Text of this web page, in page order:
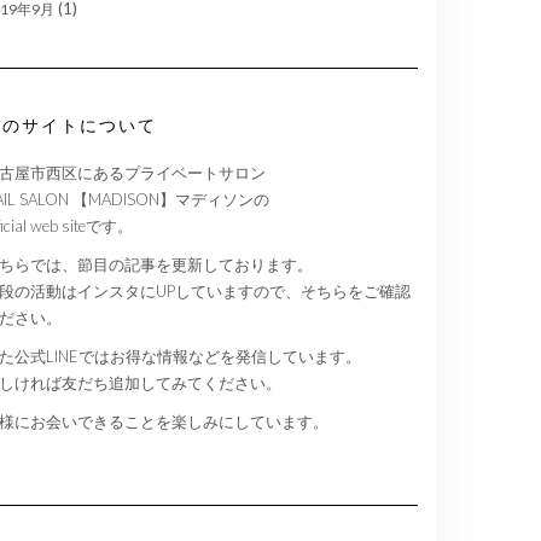
年9月 (1)
のサイトについて
屋市西区にあるプライベートサロン
SALON 【MADISON】マディソンの
web siteです。
らでは、節目の記事を更新しております。
の活動はインスタにUPしていますので、そちらをご確認
さい。
公式LINEではお得な情報などを発信しています。
ければ友だち追加してみてください。
にお会いできることを楽しみにしています。